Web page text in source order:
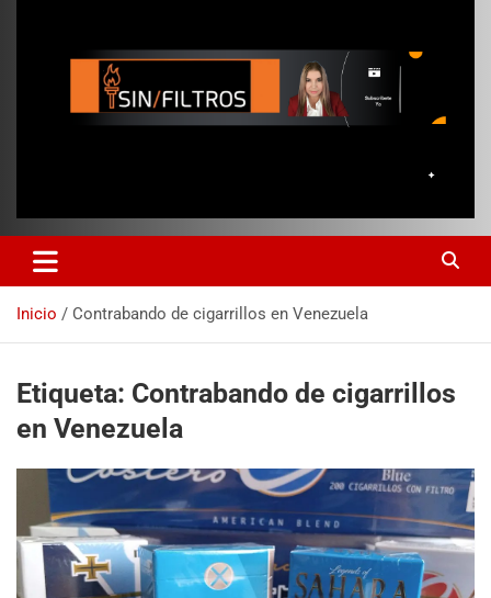
Inicio Contrabando de cigarrillos en Venezuela
Etiqueta: Contrabando de cigarrillos
en Venezuela